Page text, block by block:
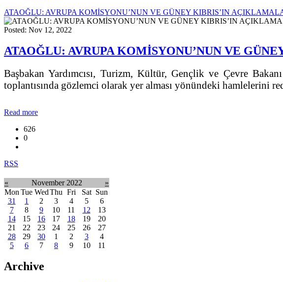
ATAOĞLU: AVRUPA KOMİSYONU’NUN VE GÜNEY KIBRIS’IN
Posted: Nov 12, 2022
ATAOĞLU: AVRUPA KOMİSYONU’NUN VE
Başbakan Yardımcısı, Turizm, Kültür, Gençlik ve Çevre
toplantısında gözlemci olarak yer alması yönündeki hamlelerini
Read more
626
0
RSS
« November 2022
»
Mon Tue WedThu Fri Sat Sun
31
1 2 3 4 5
6
7
8 9 10 11 12
13
14
15 16 17 18 19
20
21
22 23 24 25 26
27
28
29 30 1 2 3
4
5
6 7 8 9 10 11
Archive